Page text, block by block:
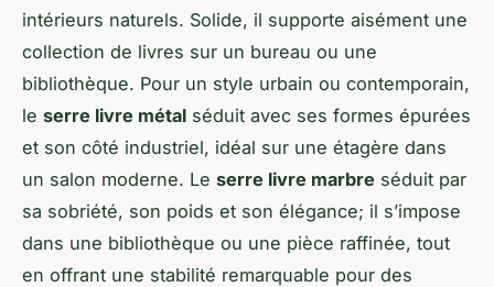
intérieurs naturels. Solide, il supporte aisément une
collection de livres sur un bureau ou une
bibliothèque. Pour un style urbain ou contemporain,
le serre livre métal séduit avec ses formes épurées
et son côté industriel, idéal sur une étagère dans
un salon moderne. Le serre livre marbre séduit par
sa sobriété, son poids et son élégance; il s’impose
dans une bibliothèque ou une pièce raffinée, tout
en offrant une stabilité remarquable pour des